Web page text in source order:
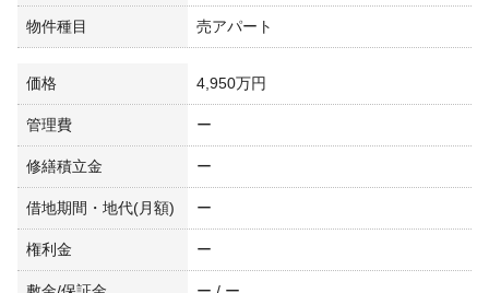
物件種目 売アパート
価格 4,950万円
管理費 ー
修繕積立金 ー
借地期間・地代(月額) ー
権利金 ー